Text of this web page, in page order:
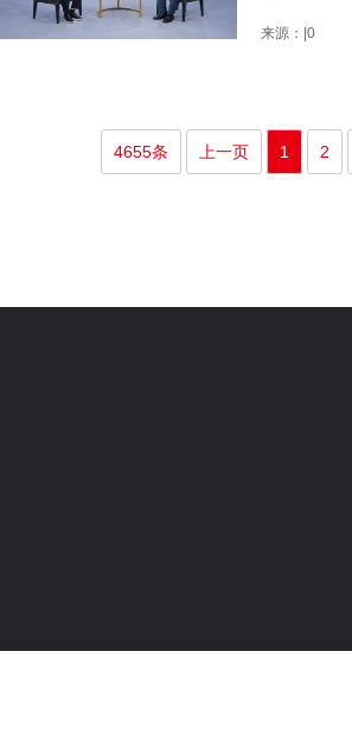
来源：|0
4655条 上一页 1 2